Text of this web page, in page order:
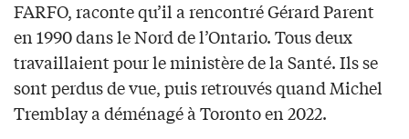
FARFO, raconte qu’il a rencontré Gérard Parent
en 1990 dans le Nord de l’Ontario. Tous deux
travaillaient pour le ministère de la Santé. Ils se
sont perdus de vue, puis retrouvés quand Michel
Tremblay a déménagé à Toronto en 2022.